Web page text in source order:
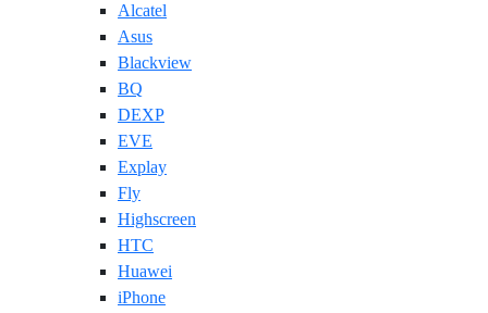
Alcatel
Asus
Blackview
BQ
DEXP
EVE
Explay
Fly
Highscreen
HTC
Huawei
iPhone